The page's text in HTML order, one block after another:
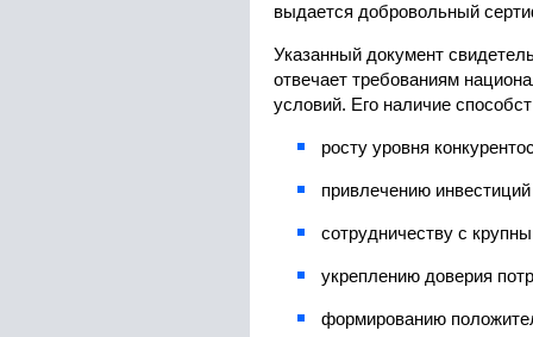
выдается добровольный
Указанный документ
отвечает требованиям
условий. Его наличие
росту уровня
привлечению
сотрудничеству с
укреплению доверия
формированию